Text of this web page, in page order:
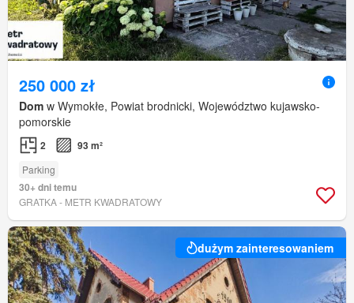
250 000 zł
Dom w Wymokłe, Powiat brodnicki, Województwo kujawsko-
pomorskie
2 93 m²
Parking
30+ dni temu
GRATKA - METR KWADRATOWY
dużym zainteresowaniem